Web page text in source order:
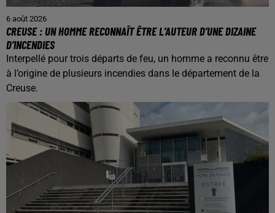
6 août 2026
CREUSE : UN HOMME RECONNAÎT ÊTRE L’AUTEUR D’UNE DIZAINE
D’INCENDIES
Interpellé pour trois départs de feu, un homme a reconnu être
à l’origine de plusieurs incendies dans le département de la
Creuse.